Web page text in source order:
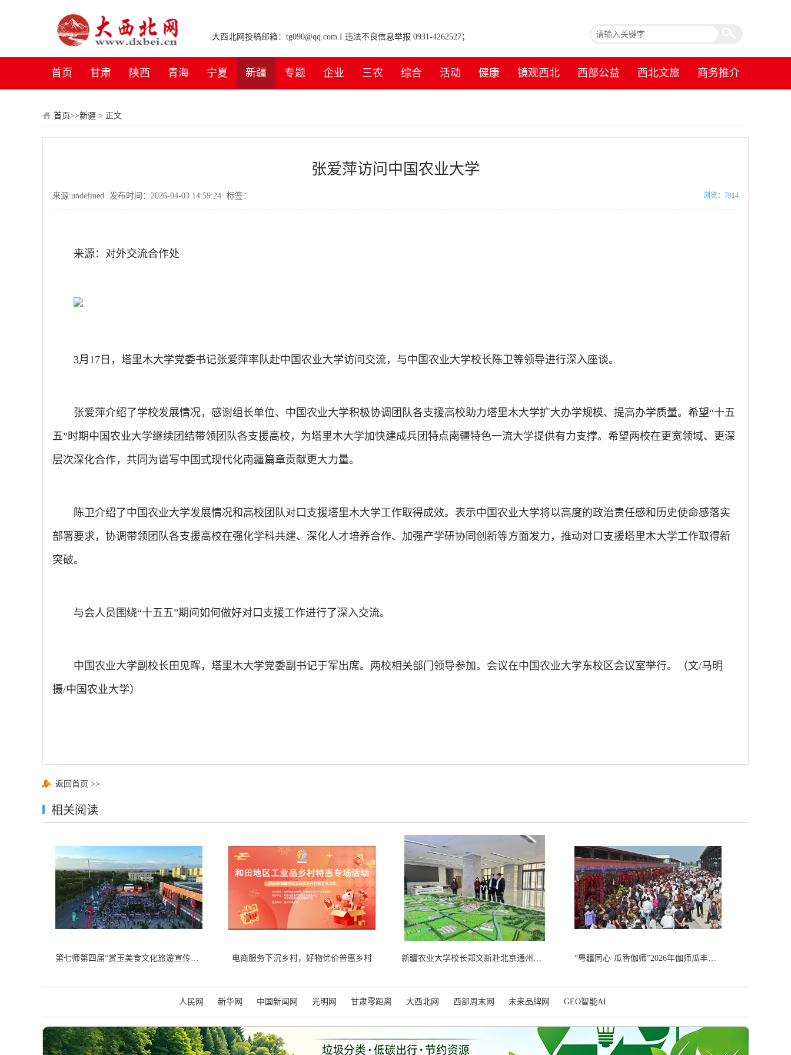
大西北网投稿邮箱：tg090@qq.com I 违法不良信息举报 0931-4262527；
首页 甘肃 陕西 青海 宁夏 新疆 专题 企业 三农 综合 活动 健康 镜观西北 西部公益 西北文旅 商务推介
首页>>新疆 > 正文
张爱萍访问中国农业大学
来源:undefined 发布时间：2026-04-03 14:59:24 标签： 浏览：7914
来源：对外交流合作处
3月17日，塔里木大学党委书记张爱萍率队赴中国农业大学访问交流，与中国农业大学校长陈卫等领导进行深入座谈。
张爱萍介绍了学校发展情况，感谢组长单位、中国农业大学积极协调团队各支援高校助力塔里木大学扩大办学规模、提高办学质量。希望“十五
五”时期中国农业大学继续团结带领团队各支援高校，为塔里木大学加快建成兵团特点南疆特色一流大学提供有力支撑。希望两校在更宽领域、更深
层次深化合作，共同为谱写中国式现代化南疆篇章贡献更大力量。
陈卫介绍了中国农业大学发展情况和高校团队对口支援塔里木大学工作取得成效。表示中国农业大学将以高度的政治责任感和历史使命感落实
部署要求，协调带领团队各支援高校在强化学科共建、深化人才培养合作、加强产学研协同创新等方面发力，推动对口支援塔里木大学工作取得新
突破。
与会人员围绕“十五五”期间如何做好对口支援工作进行了深入交流。
中国农业大学副校长田见晖，塔里木大学党委副书记于军出席。两校相关部门领导参加。会议在中国农业大学东校区会议室举行。（文/马明
摄/中国农业大学）
返回首页 >>
相关阅读
第七师第四届“赏玉美食文化旅游宣传周”火热启幕 电商服务下沉乡村，好物优价普惠乡村 新疆农业大学校长郑文新赴北京通州国际种业科技园区调研交流 “粤疆同心·瓜香伽师”2026年伽师瓜丰收季文旅宣传推介活动火热启幕
人民网 新华网 中国新闻网 光明网 甘肃零距离 大西北网 西部周末网 未来品牌网 GEO智能AI